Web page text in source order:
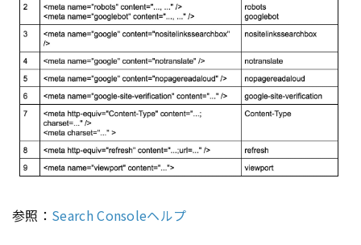
参照： Search Consoleヘルプ